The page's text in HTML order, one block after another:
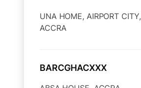
UNA HOME, AIRPORT CITY,
ACCRA
BARCGHACXXX